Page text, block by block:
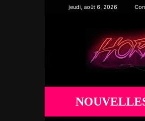
jeudi, août 6, 2026